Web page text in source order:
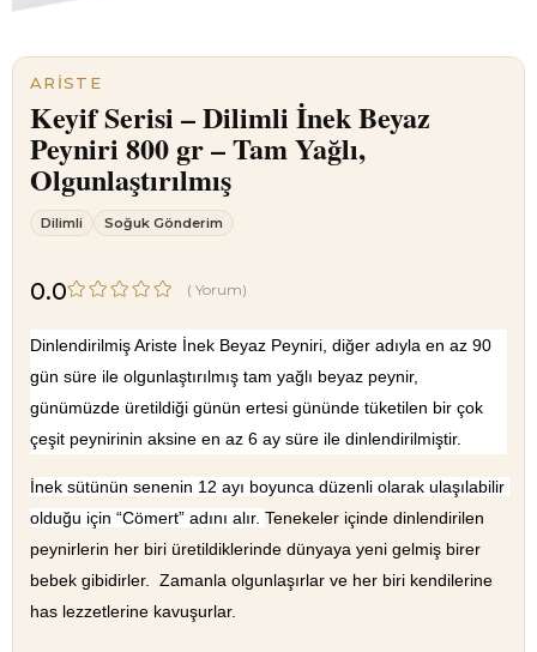
ARISTE
Keyif Serisi – Dilimli İnek Beyaz
Peyniri 800 gr – Tam Yağlı,
Olgunlaştırılmış
Dilimli Soğuk Gönderim
0.0 ( Yorum)
Dinlendirilmiş Ariste İnek Beyaz Peyniri, diğer adıyla en az 90
gün süre ile olgunlaştırılmış tam yağlı beyaz peynir,
günümüzde üretildiği günün ertesi gününde tüketilen bir çok
çeşit peynirinin aksine en az 6 ay süre ile dinlendirilmiştir.
İnek sütünün senenin 12 ayı boyunca düzenli olarak ulaşılabilir
olduğu için “Cömert” adını alır. Tenekeler içinde dinlendirilen
peynirlerin her biri üretildiklerinde dünyaya yeni gelmiş birer
bebek gibidirler.  Zamanla olgunlaşırlar ve her biri kendilerine
has lezzetlerine kavuşurlar.